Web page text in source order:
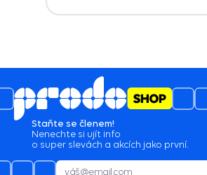
Staňte se členem!
Nenechte si ujít info
o super slevách a akcích jako první.